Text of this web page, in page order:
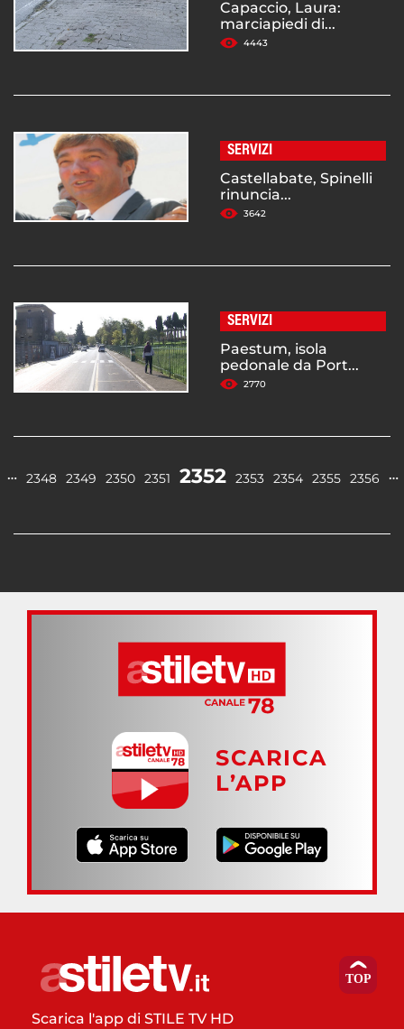
Capaccio, Laura:
marciapiedi di...
4443
SERVIZI
Castellabate, Spinelli
rinuncia...
3642
SERVIZI
Paestum, isola
pedonale da Port...
2770
… 2348 2349 2350 2351 2352 2353 2354 2355 2356 …
SCARICA
L’APP
Scarica l'app di STILE TV HD